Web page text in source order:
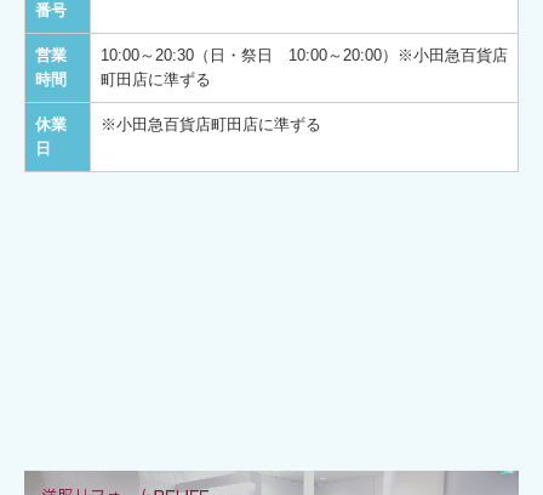
番号
営業
時間
10:00～20:30（日・祭日 10:00～20:00）※小田急百貨店
町田店に準ずる
休業
日
※小田急百貨店町田店に準ずる